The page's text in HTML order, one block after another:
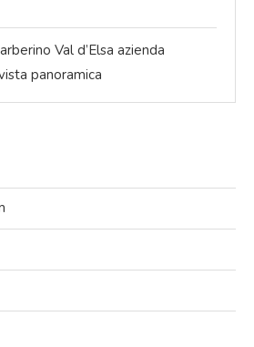
Val d’Elsa azienda
panoramica